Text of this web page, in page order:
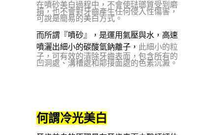
在噴砂美白過程中，不會使琺瑯質受到磨
損，也不會對牙齒產生任何侵入性傷害，
可說是簡易的美白方式。
而所謂『噴砂』，是運用氣壓與水，高速
噴灑出細小的碳酸氫鈉離子， 此細小的粒
子，可有效的清除牙齒表面，包含所有的
凹洞處、溝槽處和鄰接面處的色素沉澱。
何謂冷光美白